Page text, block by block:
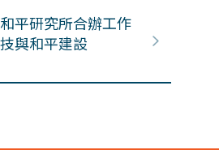
平研究所合辦工作
與和平建設